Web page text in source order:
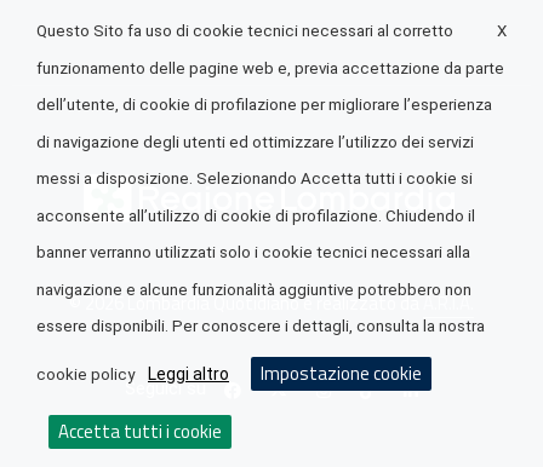
© 2026 Lombardia Quotidiano è realizzato daA.R.I.A.
Seguici su
X
Questo Sito fa uso di cookie tecnici necessari al corretto
funzionamento delle pagine web e, previa accettazione da parte
dell’utente, di cookie di profilazione per migliorare l’esperienza
di navigazione degli utenti ed ottimizzare l’utilizzo dei servizi
messi a disposizione. Selezionando Accetta tutti i cookie si
acconsente all’utilizzo di cookie di profilazione. Chiudendo il
banner verranno utilizzati solo i cookie tecnici necessari alla
navigazione e alcune funzionalità aggiuntive potrebbero non
essere disponibili. Per conoscere i dettagli, consulta la nostra
cookie policy Leggi altro Impostazione cookie
Accetta tutti i cookie